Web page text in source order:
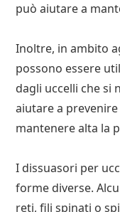
può aiutare a
Inoltre, in ambito
possono essere
dagli uccelli che si
aiutare a
mantenere alta la
I dissuasori per
forme diverse.
reti, fili spinati o